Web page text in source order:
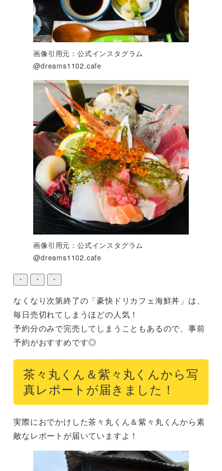
画像引用元：公式インスタグラム
@dreams1102.cafe
画像引用元：公式インスタグラム
@dreams1102.cafe
・ ・ ・
なくなり次第終了の「豪快ドリカフェ海鮮丼」は、
毎日売切れてしまうほどの人気！
予約分のみで完売してしまうこともあるので、事前
茶々丸くん＆紫々丸くんから写
真レポートが届きました！
実際におでかけした茶々丸くん＆紫々丸くんから素
敵なレポートが届いていますよ！